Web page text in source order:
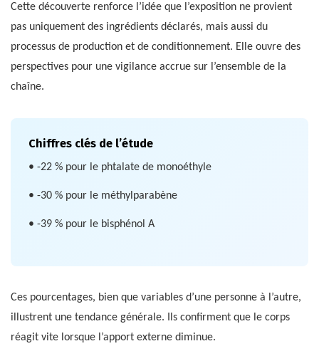
Cette découverte renforce l’idée que l’exposition ne provient
pas uniquement des ingrédients déclarés, mais aussi du
processus de production et de conditionnement. Elle ouvre des
perspectives pour une vigilance accrue sur l’ensemble de la
chaîne.
Chiffres clés de l’étude
• -22 % pour le phtalate de monoéthyle
• -30 % pour le méthylparabène
• -39 % pour le bisphénol A
Ces pourcentages, bien que variables d’une personne à l’autre,
illustrent une tendance générale. Ils confirment que le corps
réagit vite lorsque l’apport externe diminue.